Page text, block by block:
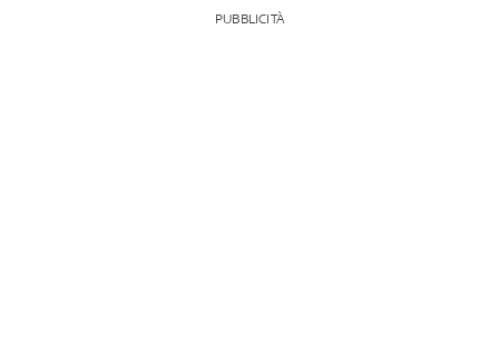
PUBBLICITÀ